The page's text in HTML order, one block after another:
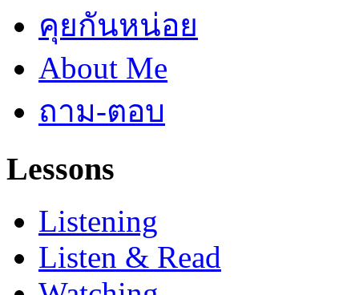
คุยกันหน่อย
About Me
ถาม-ตอบ
Lessons
Listening
Listen & Read